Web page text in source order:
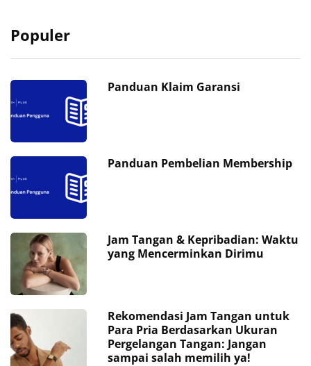
Populer
Panduan Klaim Garansi
Panduan Pembelian Membership
Jam Tangan & Kepribadian: Waktu
yang Mencerminkan Dirimu
Rekomendasi Jam Tangan untuk
Para Pria Berdasarkan Ukuran
Pergelangan Tangan: Jangan
sampai salah memilih ya!